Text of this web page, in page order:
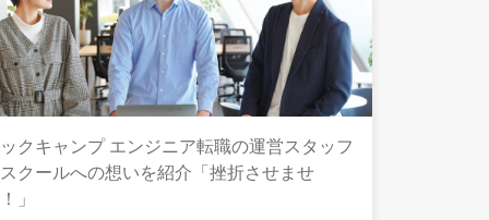
クキャンプ エンジニア転職の運営スタッフ
クールへの想いを紹介「挫折させませ
」